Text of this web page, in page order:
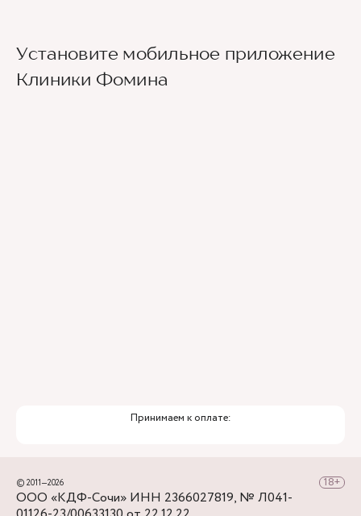
Из международного аэропорта Сочи до клиники
можно добраться на такси или
Установите мобильное приложение
Клиники Фомина
Принимаем к оплате:
© 2011—2026
ООО «КДФ-Сочи» ИНН 2366027819, № Л041-